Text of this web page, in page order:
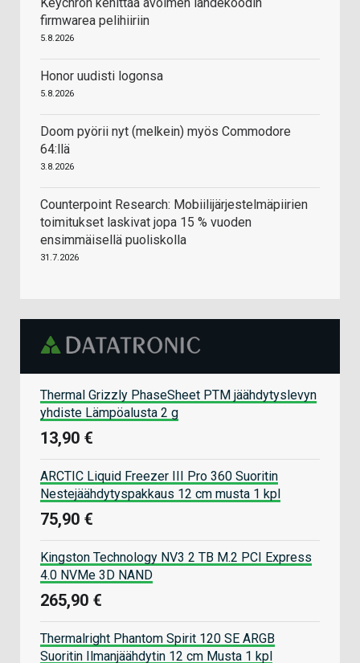
firmwarea pelihiiriin
5.8.2026
Honor uudisti logonsa
5.8.2026
Doom pyörii nyt (melkein) myös Commodore
64:llä
3.8.2026
Counterpoint Research: Mobiilijärjestelmäpiirien
toimitukset laskivat jopa 15 % vuoden
ensimmäisellä puoliskolla
31.7.2026
Thermal Grizzly PhaseSheet PTM jäähdytyslevyn
yhdiste Lämpöalusta 2 g
13,90 €
ARCTIC Liquid Freezer III Pro 360 Suoritin
Nestejäähdytyspakkaus 12 cm musta 1 kpl
75,90 €
Kingston Technology NV3 2 TB M.2 PCI Express
4.0 NVMe 3D NAND
265,90 €
Thermalright Phantom Spirit 120 SE ARGB
Suoritin Ilmanjäähdytin 12 cm Musta 1 kpl